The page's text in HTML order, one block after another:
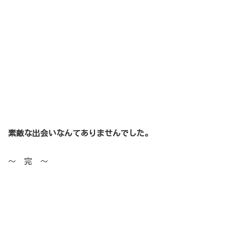
素敵な出会いなんてありませんでした。
～ 完 ～